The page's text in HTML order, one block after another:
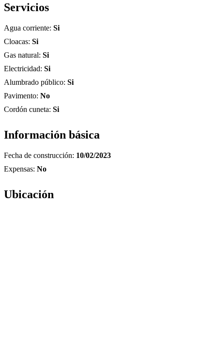
Servicios
Agua corriente: Si
Cloacas: Si
Gas natural: Si
Electricidad: Si
Alumbrado público: Si
Pavimento: No
Cordón cuneta: Si
Información básica
Fecha de construcción: 10/02/2023
Expensas: No
Ubicación